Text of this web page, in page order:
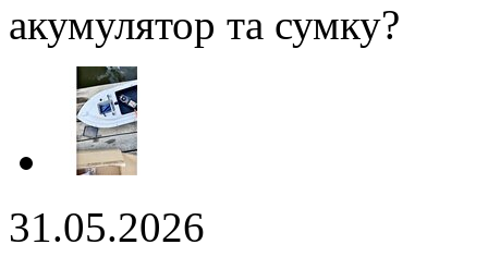
акумулятор та сумку?
31.05.2026